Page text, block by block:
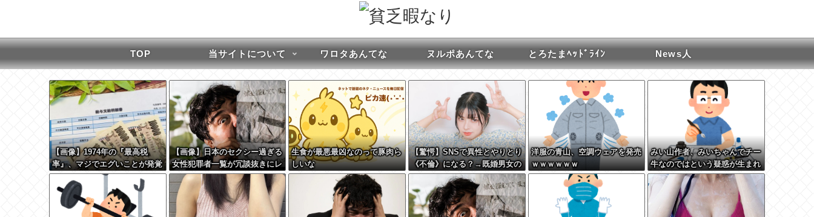
TOP 当サイトについて ワロタあんてな ヌルポあんてな とろたまﾍｯﾄﾞﾗｲﾝ News人
【画像】1974年の『最高税
率』、マジでエグいことが発覚
wwww
【画像】日本のセクシー過ぎる
女性犯罪者一覧が冗談抜きにレ
ベル高過ぎる件w w w w w w
w w w
生食が最悪最凶なのって豚肉ら
しいな
【驚愕】SNSで異性とやりとり
《不倫》になる？→既婚男女の
約7割がまさかの『こう』回答
してしまうw w w w w w w w
洋服の青山、空調ウェアを発売
ｗｗｗｗｗｗ
みい山作者、みいちゃんでチー
牛なのではという疑惑が生まれ
るｗｗｗｗｗｗｗ